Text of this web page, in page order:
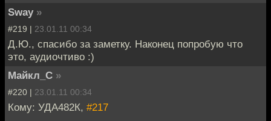
Sway »
#219 | 23.01.11 00:34
Д.Ю., спасибо за заметку. Наконец попробую что
это, аудиочтиво :)
Майкл_С »
#220 | 23.01.11 00:34
Кому: УДА482К, #217